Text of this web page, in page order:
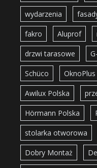
wydarzenia
fakro Aluprof
drzwi tarasowe
Schüco OknoPlus
Awilux Polska
Hörmann Polska
stolarka otworowa
Dobry Montaż